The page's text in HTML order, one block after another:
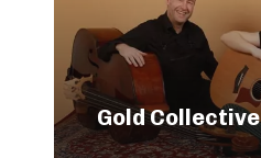
Gold Collective